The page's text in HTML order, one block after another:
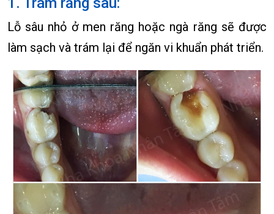
Lỗ sâu nhỏ ở men răng hoặc ngà răng sẽ được
làm sạch và trám lại để ngăn vi khuẩn phát triển.